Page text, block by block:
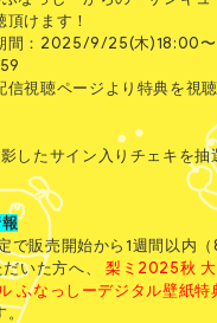
けます！
2025/9/25(木)18:00〜
ページより特典を視聴
したサイン入りチェキを抽
で販売開始から1週間以内
いた方へ、
梨ミ2025秋
ふなっしーデジタル壁紙特
。